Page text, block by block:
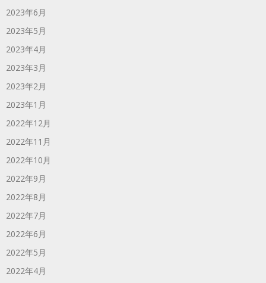
2023年6月
2023年5月
2023年4月
2023年3月
2023年2月
2023年1月
2022年12月
2022年11月
2022年10月
2022年9月
2022年8月
2022年7月
2022年6月
2022年5月
2022年4月